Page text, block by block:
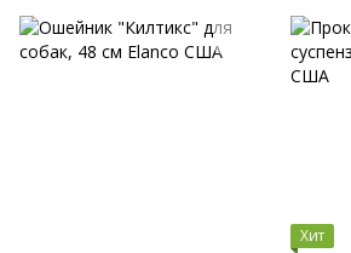
Хит